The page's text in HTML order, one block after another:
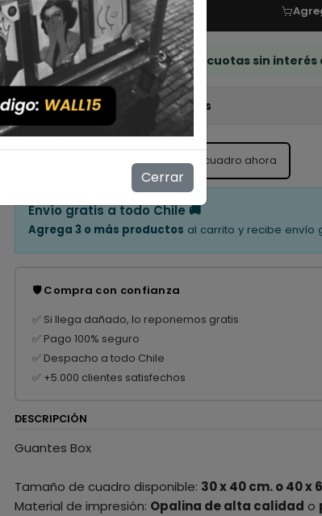
Cantidad
💳 Compra ahora y paga en 3 cuotas sin
Mostrar stock de ubicaciones
personas están viendo este cuadro ahora
Envío gratis a todo Chile 🚚
Agrega 3 o más productos al carrito y recibe envío
🛡️ Compra con confianza
✅ Si llega dañado, lo reponemos gratis
✅ Pago 100% seguro
✅ Despacho a todo Chile
✅ +5.000 clientes satisfechos
DESCRIPCIÓN
Guantes Box
Tamaño de cuadro disponible: 30 x 40 cm. o 40 x
Material de impresión: Opalina de alta calidad o
Cerrar